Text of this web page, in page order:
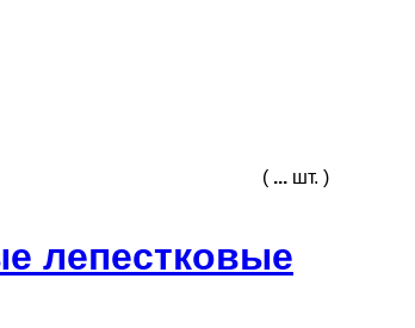
( ... шт. )
лепестковые